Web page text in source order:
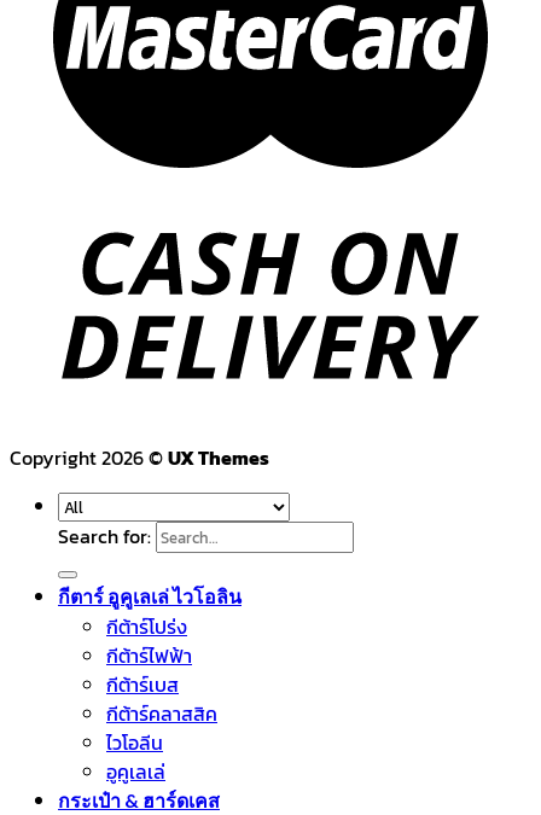
Copyright 2026 ©UX Themes
Search for:
กีตาร์ อูคูเลเล่ ไวโอลิน
กีต้าร์โปร่ง
กีต้าร์ไฟฟ้า
กีต้าร์เบส
กีต้าร์คลาสสิค
ไวโอลีน
อูคูเลเล่
กระเป๋า & ฮาร์ดเคส